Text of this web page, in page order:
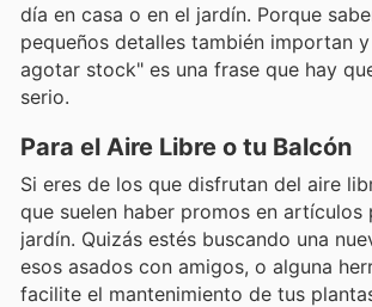
día en casa o en el jardín. Porque
pequeños detalles también importan
agotar stock" es una frase que hay
serio.
Para el Aire Libre o tu Balcón
Si eres de los que disfrutan del aire
que suelen haber promos en artículos
jardín. Quizás estés buscando una
esos asados con amigos, o alguna
facilite el mantenimiento de tus